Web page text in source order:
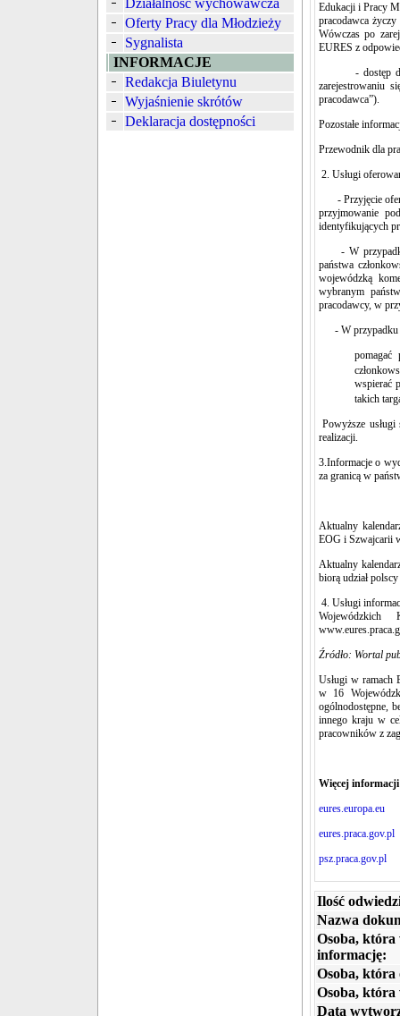
Działalność wychowawcza
Oferty Pracy dla Młodzieży
Sygnalista
INFORMACJE
Redakcja Biuletynu
Wyjaśnienie skrótów
Deklaracja dostępności
Edukacji i Pracy
pracodawca
Wówczas po
EURES z
- dostęp do
zarejestrowaniu
pracodawca”).
Pozostałe
Przewodnik dla
2. Usługi
- Przyjęcie
przyjmowanie
identyfikujących
- W przypadku
państwa
wojewódzką
wybranym
pracodawcy, w
- W przypadku
wspierać
takich
Powyższe
realizacji.
3.Informacje o
za granicą w
Aktualny
EOG i Szwajcarii
Aktualny
biorą udział
4. Usługi
Źródło: Wortal
Usługi w ramach
w 16
ogólnodostępne,
innego kraju w
pracowników z
Więcej
eures.europa.eu
eures.praca.gov.pl
psz.praca.gov.pl
Ilość
Nazwa
Osoba, która
informację:
Osoba, która
Osoba, która
Data